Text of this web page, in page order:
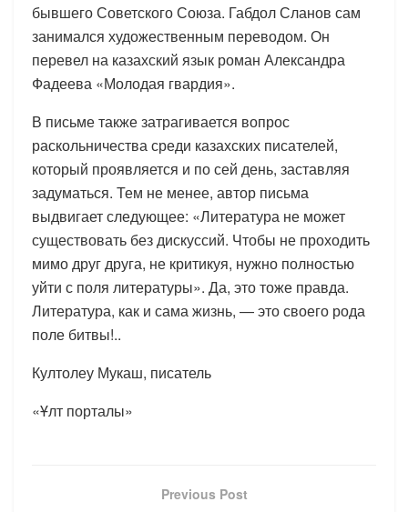
бывшего Советского Союза. Габдол Сланов сам
занимался художественным переводом. Он
перевел на казахский язык роман Александра
Фадеева «Молодая гвардия».
В письме также затрагивается вопрос
раскольничества среди казахских писателей,
который проявляется и по сей день, заставляя
задуматься. Тем не менее, автор письма
выдвигает следующее: «Литература не может
существовать без дискуссий. Чтобы не проходить
мимо друг друга, не критикуя, нужно полностью
уйти с поля литературы». Да, это тоже правда.
Литература, как и сама жизнь, — это своего рода
поле битвы!..
Култолеу Мукаш, писатель
«Ұлт порталы»
Previous Post